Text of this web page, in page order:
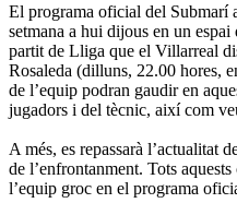
El programa oficial del Submarí
setmana a hui dijous en un espai
partit de Lliga que el Villarreal
Rosaleda (dilluns, 22.00 hores,
de l’equip podran gaudir en
jugadors i del tècnic, així com
A més, es repassarà l’actualitat
de l’enfrontanment. Tots
l’equip groc en el programa